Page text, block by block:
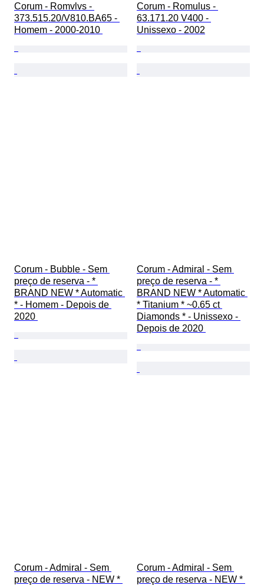
Corum - Romvlvs -
373.515.20/V810.BA65 -
Homem - 2000-2010
Corum - Romulus -
63.171.20 V400 -
Unissexo - 2002
Corum - Bubble - Sem
preço de reserva - *
BRAND NEW * Automatic
* - Homem - Depois de
2020
Corum - Admiral - Sem
preço de reserva - *
BRAND NEW * Automatic
* Titanium * ~0.65 ct
Diamonds * - Unissexo -
Depois de 2020
Corum - Admiral - Sem
preço de reserva - NEW *
Corum - Admiral - Sem
preço de reserva - NEW *